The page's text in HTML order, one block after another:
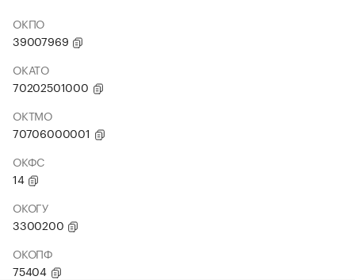
ОКПО
39007969
ОКАТО
70202501000
ОКТМО
70706000001
ОКФС
14
ОКОГУ
3300200
ОКОПФ
75404